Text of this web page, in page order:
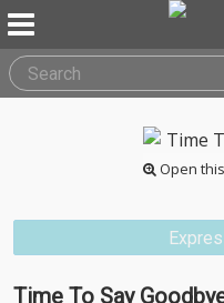
Open
Time To Say